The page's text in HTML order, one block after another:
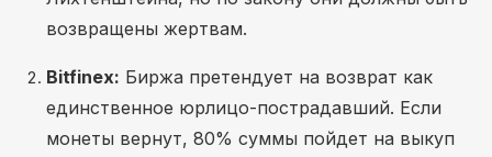
возвращены жертвам.
Bitfinex: Биржа претендует на возврат как
единственное юрлицо-пострадавший. Если
монеты вернут, 80% суммы пойдет на выкуп